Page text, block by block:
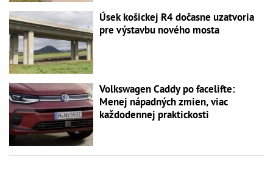
Úsek košickej R4 dočasne uzatvoria
pre výstavbu nového mosta
Volkswagen Caddy po facelifte:
Menej nápadných zmien, viac
každodennej praktickosti